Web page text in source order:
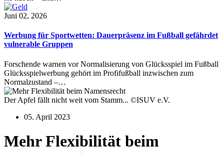
Juni 02, 2026
Werbung für Sportwetten: Dauerpräsenz im Fußball gefährdet
vulnerable Gruppen
Forschende warnen vor Normalisierung von Glücksspiel im Fußball
Glücksspielwerbung gehört im Profifußball inzwischen zum
Normalzustand –…
Der Apfel fällt nicht weit vom Stamm... ©ISUV e.V.
05. April 2023
Mehr Flexibilität beim